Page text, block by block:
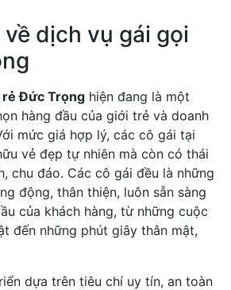
dịch vụ gái gọi
rẻ Đức Trọng hiện đang là một
hàng đầu của giới trẻ và doanh
mức giá hợp lý, các cô gái tại
vẻ đẹp tự nhiên mà còn có thái
chu đáo. Các cô gái đều là những
động, thân thiện, luôn sẵn sàng
của khách hàng, từ những cuộc
đến những phút giây thân mật,
dựa trên tiêu chí uy tín, an toàn